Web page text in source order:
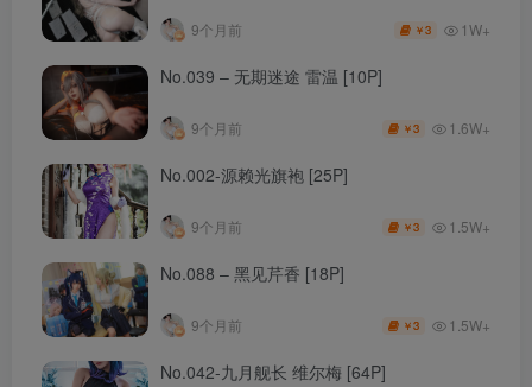
9个月前 ￥3 1W+
No.039 – 无期迷途 雷温 [10P]
9个月前 ￥3 1.6W+
No.002-源赖光旗袍 [25P]
9个月前 ￥3 1.5W+
No.088 – 黑见芹香 [18P]
9个月前 ￥3 1.5W+
No.042-九月舰长 维尔梅 [64P]